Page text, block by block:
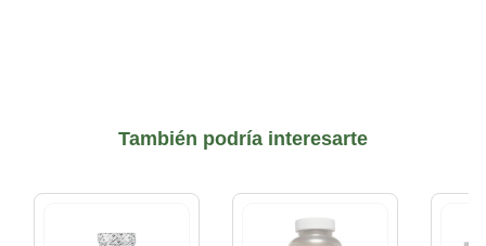
También podría interesarte